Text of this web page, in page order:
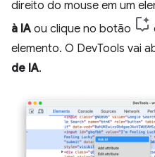
direito do mouse em um
à IA ou clique no botão
elemento. O DevTools vai
de IA.